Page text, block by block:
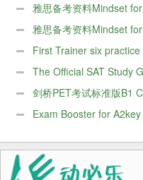
PDF雅思备考资料Mindset
雅思备考资料Mindset
First Trainer six
The Official SAT Study
文原版剑桥PET考试标准版B1
频
Exam Booster for